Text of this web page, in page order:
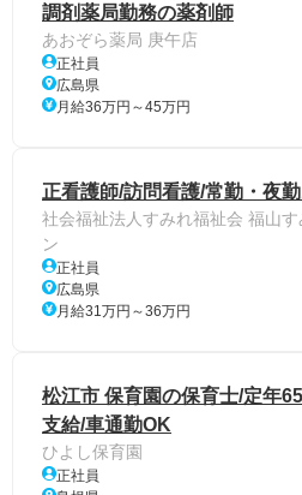
調剤薬局勤務の薬剤師
あおぞら薬局 庚午店
正社員
広島県
月給36万円～45万円
正看護師/訪問看護/常勤・夜
社会福祉法人すみれ福祉会 福山
ン
正社員
広島県
月給31万円～36万円
松江市 保育園の保育士/定年
支給/車通勤OK
ひよし保育園
正社員